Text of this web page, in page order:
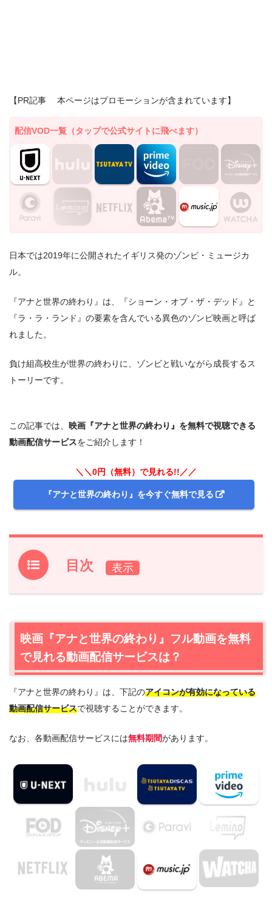
【PR記事 本ページはプロモーションが含まれています】
配信VOD一覧（タップで公式サイトに飛べます）
日本では2019年に公開されたイギリス発のゾンビ・ミュージカ
ル。
『アナと世界の終わり』は、『ショーン・オブ・ザ・デッド』と
『ラ・ラ・ランド』の要素を含んでいる異色のゾンビ映画と呼ば
れました。
負け組高校生が世界の終わりに、ゾンビと戦いながら成長するス
トーリーです。
この記事では、 映画『アナと世界の終わり』を無料で視聴できる
動画配信サービスをご紹介します！
＼＼0円（無料）で見れる!!／／
『アナと世界の終わり』を今すぐ無料で見る
目次
1.映画『アナと世界の終わり』フル動画を無料で見れる動
番おすすめ
1.2 映画『アナと世界の終わり』を動画配信＆宅配レンタル
で楽しめるTSUTAYA TVもおすすめ
2.『アナと世界の終わり』作品情報
2.1『アナと世界の終わり』あらすじ
2.4『アナと世界の終わり』は日本語吹替版も楽しめる
3.『アナと世界の終わり』を見たい人におすすめの関連作
品
4. 映画『アナと世界の終わり』の動画はDailymotionや
Pandoraではなく、配信サービスで安全に見よう
5.映画『アナと世界の終わり』動画フル無料視聴まとめ
映画『アナと世界の終わり』フル動画を無料
で見れる動画配信サービスは？
『アナと世界の終わり』は、下記のアイコンが有効になっている
動画配信サービスで視聴することができます。
なお、各動画配信サービスには無料期間があります。